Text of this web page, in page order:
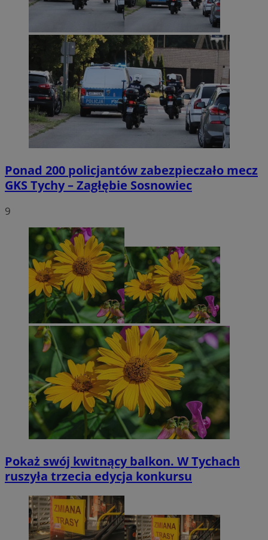
Ponad 200 policjantów zabezpieczało mecz
GKS Tychy – Zagłębie Sosnowiec
9
Pokaż swój kwitnący balkon. W Tychach
ruszyła trzecia edycja konkursu